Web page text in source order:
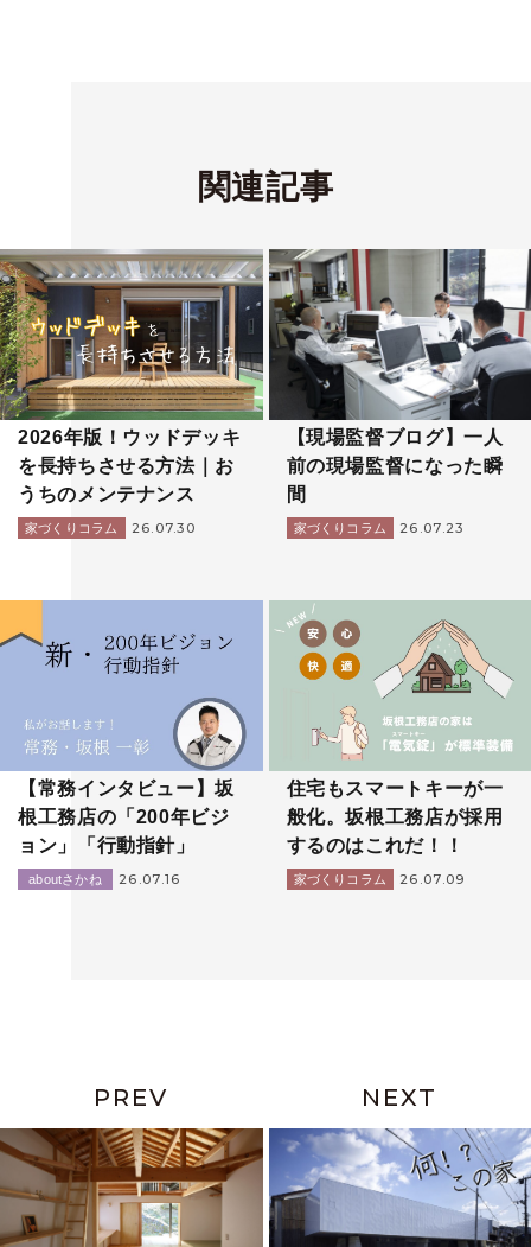
関連記事
2026年版！ウッドデッキ
を長持ちさせる方法｜お
うちのメンテナンス
家づくりコラム 26.07.30
【現場監督ブログ】一人
前の現場監督になった瞬
間
家づくりコラム 26.07.23
【常務インタビュー】坂
根工務店の「200年ビジ
ョン」「行動指針」
aboutさかね 26.07.16
住宅もスマートキーが一
般化。坂根工務店が採用
するのはこれだ！！
家づくりコラム 26.07.09
PREV NEXT